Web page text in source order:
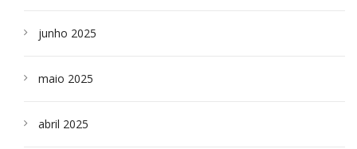
junho 2025
maio 2025
abril 2025